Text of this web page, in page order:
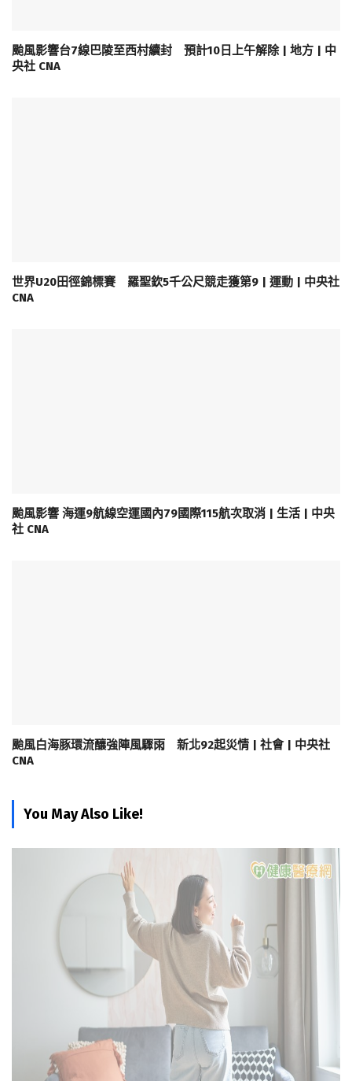
颱風影響台7線巴陵至西村續封 預計10日上午解除 | 地方 | 中
央社 CNA
世界U20田徑錦標賽 羅聖欽5千公尺競走獲第9 | 運動 | 中央社
CNA
颱風影響 海運9航線空運國內79國際115航次取消 | 生活 | 中央
社 CNA
颱風白海豚環流釀強陣風驟雨 新北92起災情 | 社會 | 中央社
CNA
You May Also Like!